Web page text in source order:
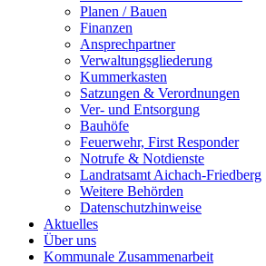
Planen / Bauen
Finanzen
Ansprechpartner
Verwaltungsgliederung
Kummerkasten
Satzungen & Verordnungen
Ver- und Entsorgung
Bauhöfe
Feuerwehr, First Responder
Notrufe & Notdienste
Landratsamt Aichach-Friedberg
Weitere Behörden
Datenschutzhinweise
Aktuelles
Über uns
Kommunale Zusammenarbeit